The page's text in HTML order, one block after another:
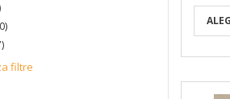
filtre